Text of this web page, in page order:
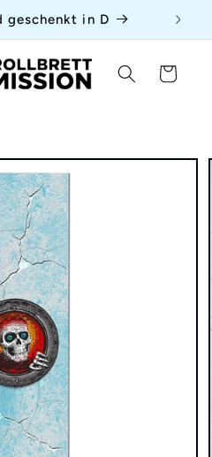
geschenkt in D
Warenkorb
undefined
Cart